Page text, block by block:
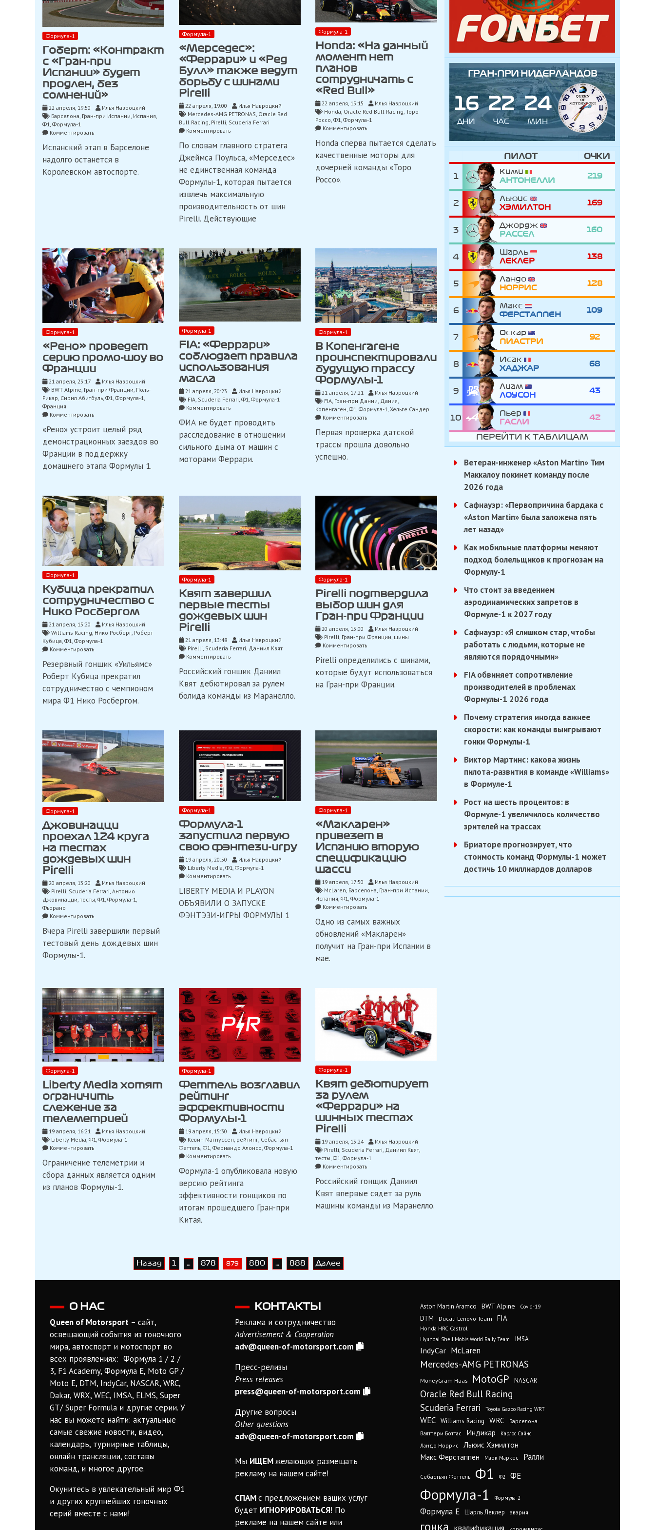
Формула-1
Гоберт: «Контракт
с «Гран-при
Испании» будет
продлен, без
сомнений»
22 апреля, 19:50
Илья Навроцкий
Барселона Гран-при Испании Испания
Ф1 Формула-1
Комментироватьon
«Контракт
с
при
Испанский этап в Барселоне
надолго останется в
Королевском автоспорте.
Формула-1
«Мерседес»:
«Феррари» и «Ред
Булл» также ведут
борьбу с шинами
Pirelli
22 апреля, 19:00
Илья Навроцкий
Mercedes-AMG PETRONAS, Oracle Red
Bull Racing, Pirelli, Scuderia Ferrari
Комментироватьon
«Феррари»
и
Булл»
также
ведут
борьбу
с
Pirelli
По словам главного стратега
Джеймса Поульса, «Мерседес»
не единственная команда
Формулы-1, которая пытается
извлечь максимальную
производительность от шин
Pirelli. Действующие
Формула-1
Honda: «На данный
момент нет
планов
сотрудничать с
«Red Bull»
22 апреля, 15:15
Илья Навроцкий
Honda, Oracle Red Bull Racing, Торо
Россо, Ф1, Формула-1
Комментироватьon
«На
данный
нет
Honda сперва пытается сделать
качественные моторы для
дочерней команды «Торо
Россо».
Формула-1
«Рено» проведет
серию промо-шоу во
Франции
21 апреля, 23:17
Илья Навроцкий
BWT Alpine Гран-при Франции Поль-
Рикар Сирил Абитбуль Ф1 Формула-1
Франция
Комментироватьon
проведет
серию
промо-
шоу
во
«Рено» устроит целый ряд
демонстрационных заездов во
Франции в поддержку
домашнего этапа Формулы 1.
Формула-1
FIA: «Феррари»
соблюдает правила
использования
масла
21 апреля, 20:23
Илья Навроцкий
FIA, Scuderia Ferrari, Ф1, Формула-1
Комментироватьon
«Феррари»
соблюдает
использования
масла
ФИА не будет проводить
расследование в отношении
сильного дыма от машин с
моторами Феррари.
Формула-1
В Копенгагене
проинспектировали
будущую трассу
Формулы-1
21 апреля, 17:21
Илья Навроцкий
FIA, Гран-при Дании Дания
Копенгаген Ф1 Формула-1 Хельге Сандер
Комментироватьon
Копенгагене
проинспектировали
будущую
Первая проверка датской
трассы прошла довольно
успешно.
Формула-1
Кубица прекратил
сотрудничество с
Нико Росбергом
21 апреля, 15:20
Илья Навроцкий
Williams Racing, Нико Росберг, Роберт
Кубица, Ф1, Формула-1
Комментироватьon
прекратил
сотрудничество
с
Нико
Росбергом
Резервный гонщик «Уильямс»
Роберт Кубица прекратил
сотрудничество с чемпионом
мира Ф1 Нико Росбергом.
Формула-1
Квят завершил
первые тесты
дождевых шин
Pirelli
21 апреля, 13:48
Илья Навроцкий
Pirelli Scuderia Ferrari Даниил Квят
Комментироватьon
завершил
первые
тесты
дождевых
Российский гонщик Даниил
Квят дебютировал за рулем
болида команды из Маранелло.
Формула-1
Pirelli подтвердила
выбор шин для
Гран-при Франции
20 апреля, 15:00
Илья Навроцкий
Pirelli Гран-при Франции шины
Комментироватьon
подтвердила
выбор
для
Pirelli определились с шинами,
которые будут использоваться
на Гран-при Франции.
Формула-1
Джовинацци
проехал 124 круга
на тестах
дождевых шин
Pirelli
20 апреля, 13:20
Илья Навроцкий
Pirelli, Scuderia Ferrari, Антонио
Джовинацци, тесты, Ф1, Формула-1,
Фьорано
Комментироватьon
проехал
124
круга
Pirelli
Вчера Pirelli завершили первый
тестовый день дождевых шин
Формулы-1.
Формула-1
Формула-1
запустила первую
свою фэнтези-игру
19 апреля, 20:50
Илья Навроцкий
Liberty Media Ф1 Формула-1
Комментироватьon
запустила
первую
фэнтези-
LIBERTY MEDIA И PLAYON
ОБЪЯВИЛИ О ЗАПУСКЕ
ФЭНТЭЗИ-ИГРЫ ФОРМУЛЫ 1
Формула-1
«Макларен»
привезет в
Испанию вторую
спецификацию
шасси
19 апреля, 17:50
Илья Навроцкий
McLaren, Барселона, Гран-при Испании,
Испания, Ф1, Формула-1
Комментироватьon
привезет
в
Испанию
вторую
Одно из самых важных
обновлений «Макларен»
получит на Гран-при Испании в
мае.
Формула-1
Liberty Media хотят
ограничить
слежение за
телеметрией
19 апреля, 16:21
Илья Навроцкий
Liberty Media Ф1 Формула-1
Комментироватьon
Media
хотят
ограничить
слежение
Ограничение телеметрии и
сбора данных является одним
из планов Формулы-1.
Формула-1
Феттель возглавил
рейтинг
эффективности
Формулы-1
19 апреля, 15:30
Илья Навроцкий
Кевин Магнуссен, рейтинг, Себастьян
Феттель, Ф1, Фернандо Алонсо, Формула-1
Комментироватьon
возглавил
рейтинг
Формулы-1
Формула-1 опубликовала новую
версию рейтинга
эффективности гонщиков по
итогам прошедшего Гран-при
Китая.
Формула-1
Квят дебютирует
за рулем
«Феррари» на
шинных тестах
Pirelli
19 апреля, 13:24
Илья Навроцкий
Pirelli, Scuderia Ferrari, Даниил Квят,
тесты, Ф1, Формула-1
Комментироватьon
дебютирует
за
рулем
«Феррари»
Российский гонщик Даниил
Квят впервые сядет за руль
машины команды из Маранелло.
по
Назад … 878 879 880 … 888 Далее
ГРАН-ПРИ НИДЕРЛАНДОВ
16
ДНИ
22
ЧАС
24
МИН
ПИЛОТ ОЧКИ
1
Кими
АНТОНЕЛЛИ
219
2
Льюис
ХЭМИЛТОН
169
3
Джордж
РАССЕЛ
160
4
Шарль
ЛЕКЛЕР
138
5
Ландо
НОРРИС
128
6
Макс
ФЕРСТАППЕН
109
7
Оскар
ПИАСТРИ
92
8
Исак
ХАДЖАР
68
9
Лиам
ЛОУСОН
43
10
Пьер
ГАСЛИ
42
ПЕРЕЙТИ К ТАБЛИЦАМ
Ветеран-инженер «Aston Martin» Тим
Маккалоу покинет команду после
2026 года
Сафнауэр: «Первопричина бардака с
«Aston Martin» была заложена пять
лет назад»
Как мобильные платформы меняют
подход болельщиков к прогнозам на
Формулу-1
Что стоит за введением
аэродинамических запретов в
Формуле-1 к 2027 году
Сафнауэр: «Я слишком стар, чтобы
работать с людьми, которые не
являются порядочными»
FIA обвиняет сопротивление
производителей в проблемах
Формулы-1 2026 года
Почему стратегия иногда важнее
скорости: как команды выигрывают
гонки Формулы-1
Виктор Мартинс: какова жизнь
пилота-развития в команде «Williams»
в Формуле-1
Рост на шесть процентов: в
Формуле-1 увеличилось количество
зрителей на трассах
Бриаторе прогнозирует, что
стоимость команд Формулы-1 может
достичь 10 миллиардов долларов
О НАС
Queen of Motorsport – сайт,
освещающий события из гоночного
мира, автоспорт и мотоспорт во
всех проявлениях: Формула 1 / 2 /
3, F1 Academy, Формула Е, Moto GP /
Moto E, DTM, IndyCar, NASCAR, WRC,
Dakar, WRX, WEC, IMSA, ELMS, Super
GT/ Super Formula и другие серии. У
нас вы можете найти: актуальные
самые свежие новости, видео,
календарь, турнирные таблицы,
онлайн трансляции, составы
команд, и многое другое.
Окунитесь в увлекательный мир Ф1
и других крупнейших гоночных
серий вместе с нами!
КОНТАКТЫ
Реклама и сотрудничество
Advertisement & Cooperation
adv@queen-of-motorsport.com
Пресс-релизы
Press releases
press@queen-of-motorsport.com
Другие вопросы
Other questions
adv@queen-of-motorsport.com
Мы ИЩЕМжелающих размещать
рекламу на нашем сайте!
СПАМс предложением ваших услуг
будет ИГНОРИРОВАТЬСЯ! По
рекламе на нашем сайте или
Aston Martin Aramco BWT Alpine Covid-19
DTM Ducati Lenovo Team FIA
Honda HRC Castrol
Hyundai Shell Mobis World Rally Team IMSA
IndyCar McLaren
Mercedes-AMG PETRONAS
MoneyGram Haas MotoGP NASCAR
Oracle Red Bull Racing
Scuderia Ferrari Toyota Gazoo Racing WRT
WEC Williams Racing WRC
Барселона
Валттери Боттас
Индикар Карлос Сайнс
Ландо Норрис
Льюис Хэмилтон
Макс Ферстаппен
Марк Маркес Ралли
Себастьян Феттель Ф1 Ф2 ФЕ
Формула-1 Формула-2
Формула Е Шарль Леклер авария
гонка